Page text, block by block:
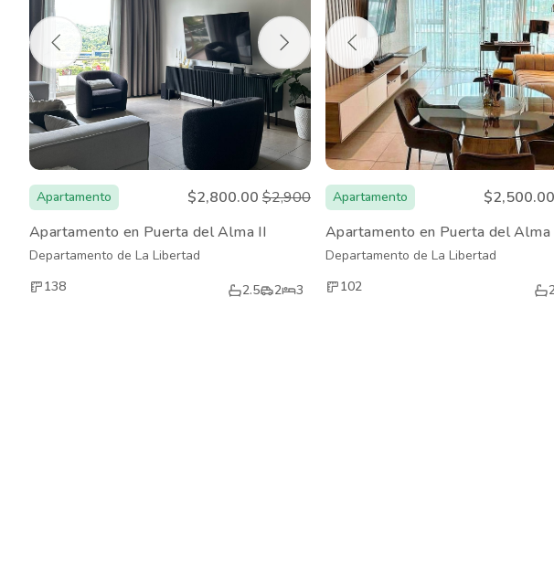
Apartamento $2,800.00 $2,900
Apartamento en Puerta del Alma II
Departamento de La Libertad
138
2.5 2 3
Apartamento $2,500.00
Apartamento en Puerta del Alma
Departamento de La Libertad
102